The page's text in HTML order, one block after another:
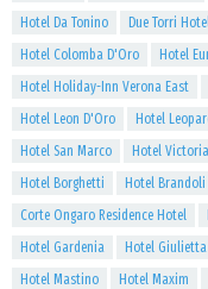
Hotel Da Tonino
Due Torri
Hotel Colomba D'Oro
Hotel
Hotel Holiday-Inn Verona East
Hotel Leon D'Oro
Hotel
Hotel San Marco
Hotel Victoria
Hotel Borghetti
Hotel Brandoli
Corte Ongaro Residence Hotel
Hotel Gardenia
Hotel
Hotel Mastino
Hotel Maxim